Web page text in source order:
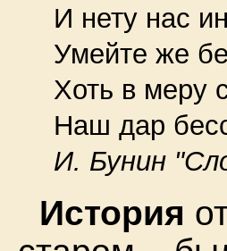
И нету нас
Умейте же
Хоть в меру
Наш дар
И. Бунин
История